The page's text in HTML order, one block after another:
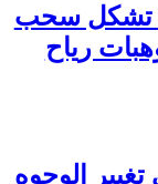
تشكل سحب
رياح
الوجوه